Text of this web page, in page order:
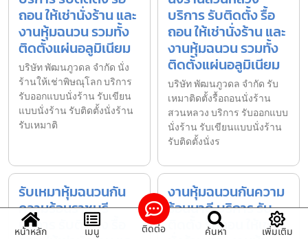
ถอน ให้เช่านั่งร้าน และ
งานหุ้มฉนวน รวมทั้ง
ติดตั้งแผ่นอลูมิเนียม
บริษัท พัฒนภูวดล จำกัด นั่ง
ร้านให้เช่าพิษณุโลก บริการ
รับออกแบบนั่งร้าน รับเขียน
แบบนั่งร้าน รับติดตั้งนั่งร้าน
รับเหมาติ
บริการ รับติดตั้ง รื้อ
ถอน ให้เช่านั่งร้าน และ
งานหุ้มฉนวน รวมทั้ง
ติดตั้งแผ่นอลูมิเนียม
บริษัท พัฒนภูวดล จำกัด รับ
เหมาติดตั้งรื้อถอนนั่งร้าน
สวนหลวง บริการ รับออกแบบ
นั่งร้าน รับเขียนแบบนั่งร้าน
รับติดตั้งนั่งร
รับเหมาหุ้มฉนวนกัน
ความร้อนราชบุรี
บริการ รับติดตั้ง รื้อ
งานหุ้มฉนวนกันความ
ร้อนนาดี บริการ รับ
ติดตั้ง รื้อถอน ให้เช่า
หน้าหลัก เมนู ติดต่อ ค้นหา เพิ่มเติม